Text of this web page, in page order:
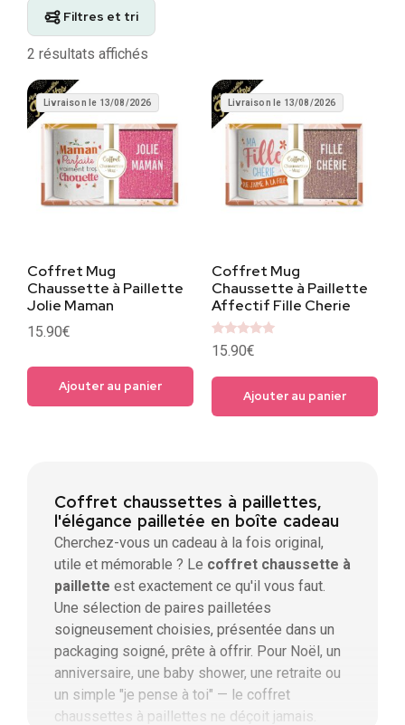
Filtres et tri
2 résultats affichés
Coffret Mug
Chaussette à Paillette
Jolie Maman
15.90€
Ajouter au panier
Livraison le 13/08/2026
Coffret Mug
Chaussette à Paillette
Affectif Fille Cherie
Note
5
15.90€
Ajouter au panier
Livraison le 13/08/2026
Coffret chaussettes à paillettes,
l'élégance pailletée en boîte cadeau
Cherchez-vous un cadeau à la fois original,
utile et mémorable ? Le coffret chaussette à
paillette est exactement ce qu'il vous faut.
Une sélection de paires pailletées
soigneusement choisies, présentée dans un
packaging soigné, prête à offrir. Pour Noël, un
anniversaire, une baby shower, une retraite ou
un simple "je pense à toi" — le coffret
chaussettes à paillettes ne déçoit jamais.